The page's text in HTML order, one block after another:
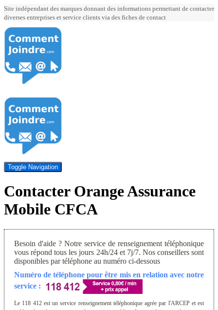
Site indépendant des marques donnant des informations permettant de contacter
diverses entreprises et service clients via des fiches de contact
Toggle Navigation
Contacter Orange Assurance
Mobile CFCA
Besoin d'aide ? Notre service de renseignement téléphonique
vous répond tous les jours 24h/24 et 7j/7. Nos conseillers sont
disponibles par téléphone au numéro ci-dessous
Numéro de téléphone pour être mis en relation avec notre
service :
Le 118 412 est un service renseignement téléphonique agrée par l'ARCEP et est